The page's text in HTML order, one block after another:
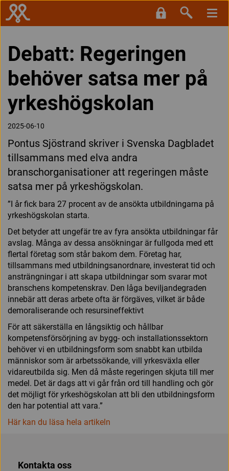
Debatt: Regeringen
behöver satsa mer på
yrkeshögskolan
2025-06-10
Pontus Sjöstrand skriver i Svenska Dagbladet
tillsammans med elva andra
branschorganisationer att regeringen måste
satsa mer på yrkeshögskolan.
”I år fick bara 27 procent av de ansökta utbildningarna på
yrkeshögskolan starta.
Det betyder att ungefär tre av fyra ansökta utbildningar får
avslag. Många av dessa ansökningar är fullgoda med ett
flertal företag som står bakom dem. Företag har,
tillsammans med utbildningsanordnare, investerat tid och
ansträngningar i att skapa utbildningar som svarar mot
branschens kompetenskrav. Den låga beviljandegraden
innebär att deras arbete ofta är förgäves, vilket är både
demoraliserande och resursineffektivt
För att säkerställa en långsiktig och hållbar
kompetensförsörjning av bygg- och installationssektorn
behöver vi en utbildningsform som snabbt kan utbilda
människor som är arbetssökande, vill yrkesväxla eller
vidareutbilda sig. Men då måste regeringen skjuta till mer
medel. Det är dags att vi går från ord till handling och gör
det möjligt för yrkeshögskolan att bli den utbildningsform
den har potential att vara.”
Här kan du läsa hela artikeln
Kontakta oss